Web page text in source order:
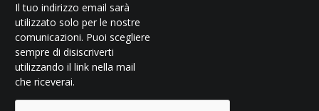
Il tuo indirizzo email sarà
utilizzato solo per le nostre
comunicazioni. Puoi scegliere
sempre di disiscriverti
utilizzando il link nella mail
che riceverai.